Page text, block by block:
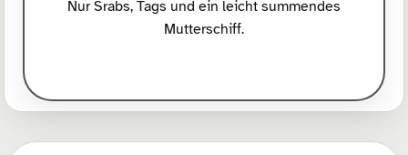
Nur Srabs, Tags und ein leicht summendes
Mutterschiff.